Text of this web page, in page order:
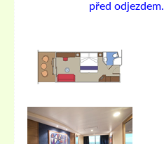
před odjezdem.